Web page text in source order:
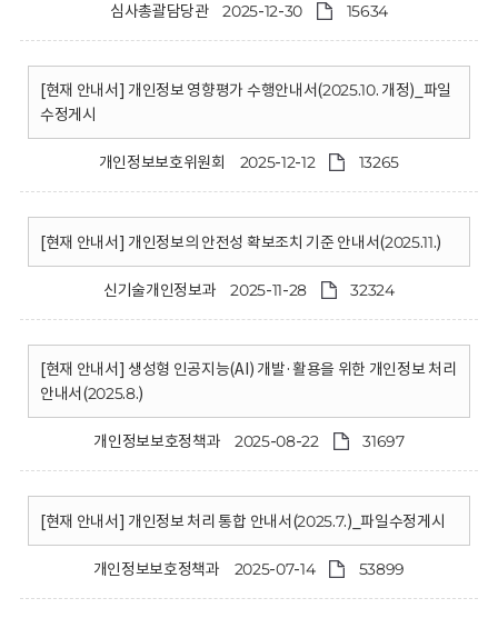
심사총괄담당관 2025-12-30 15634
[현재 안내서] 개인정보 영향평가 수행안내서(2025.10. 개정)_파일
수정게시
개인정보보호위원회 2025-12-12 13265
[현재 안내서] 개인정보의 안전성 확보조치 기준 안내서(2025.11.)
신기술개인정보과 2025-11-28 32324
[현재 안내서] 생성형 인공지능(AI) 개발·활용을 위한 개인정보 처리
안내서(2025.8.)
개인정보보호정책과 2025-08-22 31697
[현재 안내서] 개인정보 처리 통합 안내서(2025.7.)_파일수정게시
개인정보보호정책과 2025-07-14 53899